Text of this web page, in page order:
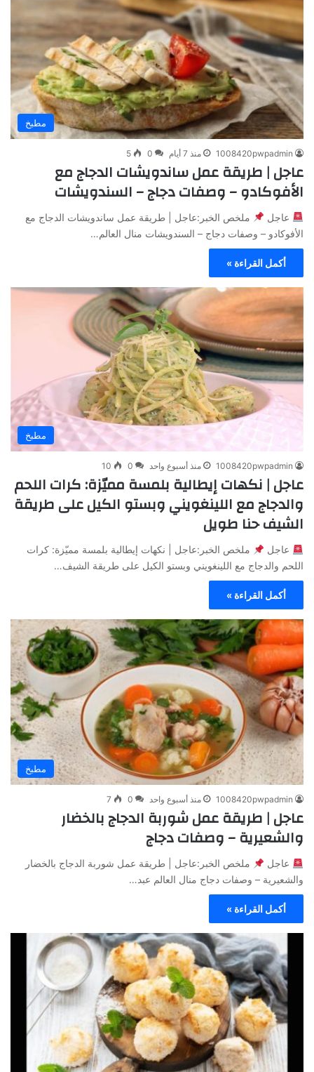
مطبخ
1008420pwpadmin منذ 7 أيام 0
5
عاجل | طريقة عمل ساندويشات الدجاج مع
الأفوكادو – وصفات دجاج – السندويشات
عاجل
ملخص الخبر:عاجل | طريقة عمل ساندويشات الدجاج مع
الأفوكادو – وصفات دجاج – السندويشات منال العالم…
أكمل القراءة »
مطبخ
1008420pwpadmin منذ أسبوع واحد 0
10
عاجل | نكهات إيطالية بلمسة مميّزة: كرات اللحم
والدجاج مع اللينغويني وبستو الكيل على طريقة
الشيف حنا طويل
عاجل
ملخص الخبر:عاجل | نكهات إيطالية بلمسة مميّزة: كرات
اللحم والدجاج مع اللينغويني وبستو الكيل على طريقة الشيف…
أكمل القراءة »
مطبخ
1008420pwpadmin منذ أسبوع واحد 0
7
عاجل | طريقة عمل شوربة الدجاج بالخضار
والشعيرية – وصفات دجاج
عاجل
ملخص الخبر:عاجل | طريقة عمل شوربة الدجاج بالخضار
والشعيرية – وصفات دجاج منال العالم عبد…
أكمل القراءة »